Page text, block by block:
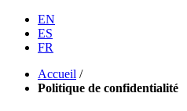
EN
ES
FR
Accueil /
Politique de confidentialité